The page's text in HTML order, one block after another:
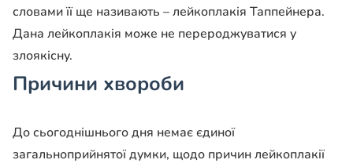
словами її ще називають – лейкоплакія Таппейнера.
Дана лейкоплакія може не перероджуватися у
злоякісну.
Причини хвороби
До сьогоднішнього дня немає єдиної
загальноприйнятої думки, щодо причин лейкоплакії